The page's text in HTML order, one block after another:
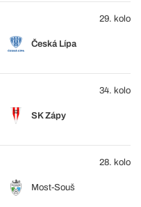
Česká Lípa
29. kolo
SK Zápy
34. kolo
Most-Souš
28. kolo